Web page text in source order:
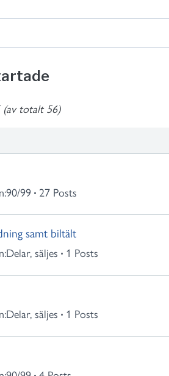
(av totalt 56)
90/99 27 Posts
samt biltält
Delar, säljes 1 Posts
Delar, säljes 1 Posts